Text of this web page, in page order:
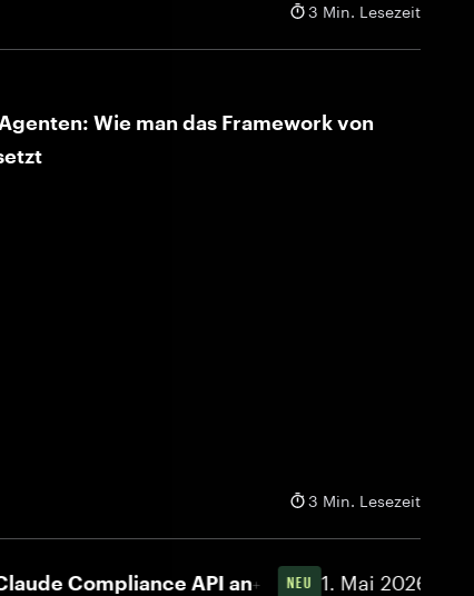
3 Min. Lesezeit
Wie man das Framework von
3 Min. Lesezeit
API an NEU 1. Mai 2026KI-